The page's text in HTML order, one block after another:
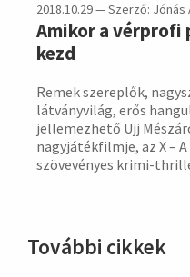
2018.10.29 — Szerző: Jónás
Amikor a vérprofi
kezd
Remek szereplők,
látványvilág, erős
jellemezhető Ujj
nagyjátékfilmje, az X –
szövevényes krimi-
További cikkek